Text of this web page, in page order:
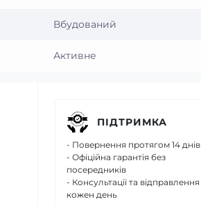
Вбудований
Активне
ПІДТРИМКА
- Повернення протягом 14 днів
- Офіційна гарантія без
посередників
- Консультації та відправлення
кожен день